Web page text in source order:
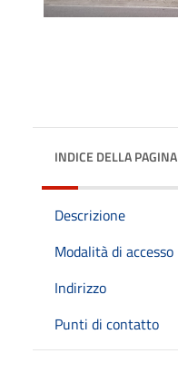
INDICE DELLA PAGINA
Descrizione
Modalità di accesso
Indirizzo
Punti di contatto